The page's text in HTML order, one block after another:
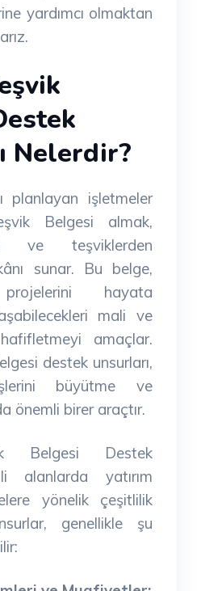
yardımcı olmaktan
Nelerdir?
planlayan işletmeler
Belgesi almak,
ve teşviklerden
sunar. Bu belge,
projelerini hayata
mali ve
amaçlar.
destek unsurları,
işlerini büyütme ve
önemli birer araçtır.
Belgesi Destek
alanlarda yatırım
yönelik çeşitlilik
genellikle şu